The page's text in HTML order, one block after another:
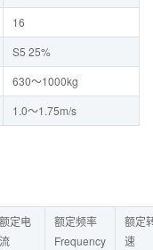
16
S5 25%
630～1000kg
1.0～1.75m/s
额定电
流
额定频率
Frequency
额定
速